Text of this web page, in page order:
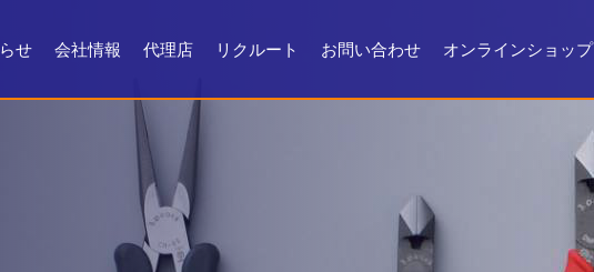
せ
会社情報
代理店 リクルート
お問い合わせ
オンラインショップ